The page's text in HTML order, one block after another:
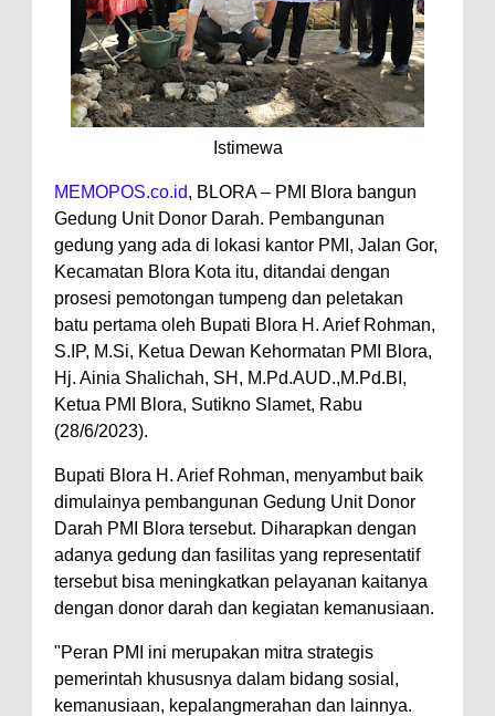
Istimewa
MEMOPOS.co.id, BLORA – PMI Blora bangun
Gedung Unit Donor Darah. Pembangunan
gedung yang ada di lokasi kantor PMI, Jalan Gor,
Kecamatan Blora Kota itu, ditandai dengan
prosesi pemotongan tumpeng dan peletakan
batu pertama oleh Bupati Blora H. Arief Rohman,
S.IP, M.Si, Ketua Dewan Kehormatan PMI Blora,
Hj. Ainia Shalichah, SH, M.Pd.AUD.,M.Pd.BI,
Ketua PMI Blora, Sutikno Slamet, Rabu
(28/6/2023).
Bupati Blora H. Arief Rohman, menyambut baik
dimulainya pembangunan Gedung Unit Donor
Darah PMI Blora tersebut. Diharapkan dengan
adanya gedung dan fasilitas yang representatif
tersebut bisa meningkatkan pelayanan kaitanya
dengan donor darah dan kegiatan kemanusiaan.
"Peran PMI ini merupakan mitra strategis
pemerintah khususnya dalam bidang sosial,
kemanusiaan, kepalangmerahan dan lainnya.